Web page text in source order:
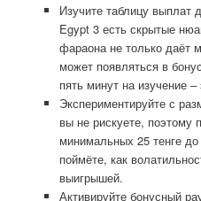
Изучите таблицу
Egypt 3 есть скрытые
фараона не только даёт
может появляться в
пять минут на изучение –
Экспериментируйте с
вы не рискуете, поэтому
минимальных 25 тенге
поймёте, как
выигрышей.
Активируйте бонусный